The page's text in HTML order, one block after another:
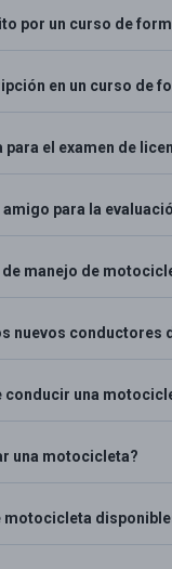
por un curso de
en un curso de
el examen de
para la
manejo de
nuevos conductores
una
una motocicleta?
motocicleta